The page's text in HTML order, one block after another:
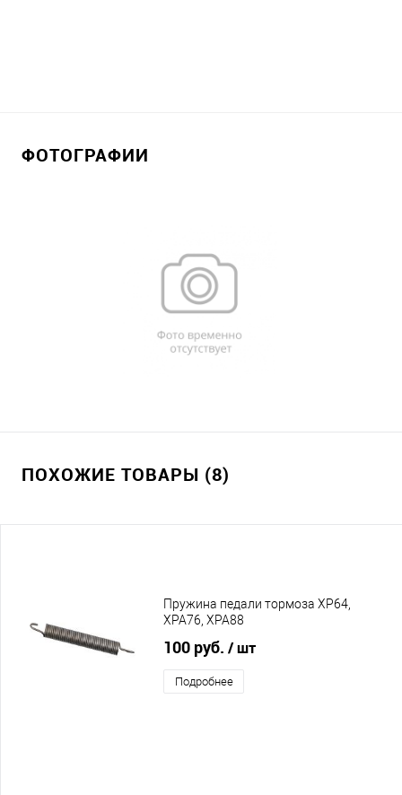
ФОТОГРАФИИ
ПОХОЖИЕ ТОВАРЫ (8)
Пружина педали тормоза XP64,
XPA76, XPA88
100 руб. / шт
Подробнее